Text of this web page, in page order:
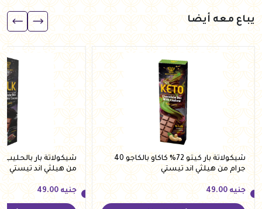
يباع معه أيضا
شيكولاتة بار كيتو 72% كاكاو بالكاجو 40
جرام من هيلثي اند تيستي
جنيه 49.00
من هيلثي اند تيستي
جنيه 49.00